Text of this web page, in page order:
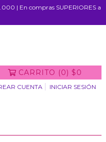
| En compras SUPERIORES a
CARRITO (0) $0
CUENTA INICIAR SESIÓN